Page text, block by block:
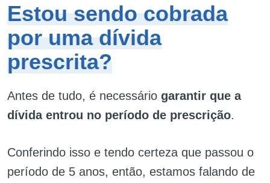
Estou sendo cobrada
por uma dívida
prescrita?
Antes de tudo, é necessário garantir que a
dívida entrou no período de prescrição.
Conferindo isso e tendo certeza que passou o
período de 5 anos, então, estamos falando de